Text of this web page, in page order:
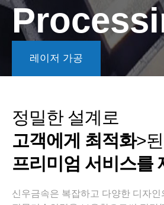
레이저 가공
정밀한 설계로
고객에게 최적화>된
프리미엄 서비스를
신우금속은 복잡하고 다양한 디자